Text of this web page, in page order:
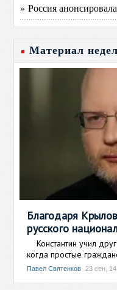
» Россия
Материал
Благодаря
русского
Константин учил
когда простые
Павел Святенков 23 сен,